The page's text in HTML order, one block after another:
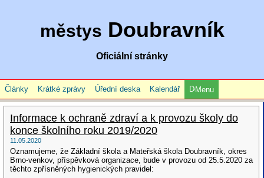
městys Doubravník
Oficiální stránky
Články Krátké zprávy Úřední deska Kalendář Menu
Informace k ochraně zdraví a k provozu školy do
konce školního roku 2019/2020
11.05.2020
Oznamujeme, že Základní škola a Mateřská škola Doubravník, okres
Brno-venkov, příspěvková organizace, bude v provozu od 25.5.2020 za
těchto zpřísněných hygienických pravidel: